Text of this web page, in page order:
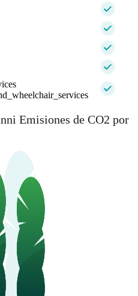
Emisiones de CO2 por